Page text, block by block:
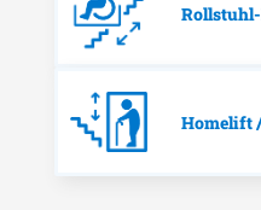
Homelift